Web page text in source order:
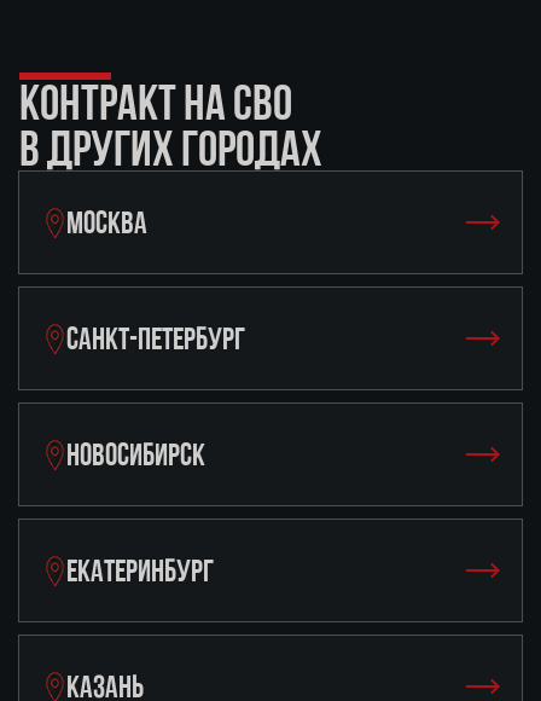
КОНТРАКТ НА СВО
В ДРУГИХ ГОРОДАХ
МОСКВА
САНКТ-ПЕТЕРБУРГ
НОВОСИБИРСК
ЕКАТЕРИНБУРГ
КАЗАНЬ